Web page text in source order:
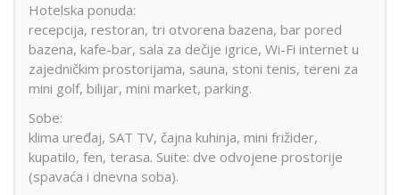
Hotelska ponuda:
recepcija, restoran, tri otvorena bazena, bar pored
bazena, kafe-bar, sala za dečije igrice, Wi-Fi internet u
zajedničkim prostorijama, sauna, stoni tenis, tereni za
mini golf, bilijar, mini market, parking.
Sobe:
klima uređaj, SAT TV, čajna kuhinja, mini frižider,
kupatilo, fen, terasa. Suite: dve odvojene prostorije
(spavaća i dnevna soba).